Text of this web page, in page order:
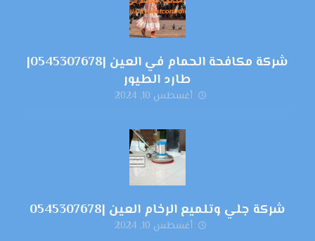
شركة مكافحة الحمام في العين |0545307678|
طارد الطيور
أغسطس 10, 2024
شركة جلي وتلميع الرخام العين |0545307678
أغسطس 10, 2024